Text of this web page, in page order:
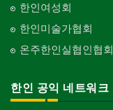
한인여성회
한인미술가협회
온주한인실협인협회
한인 공익 네트워크